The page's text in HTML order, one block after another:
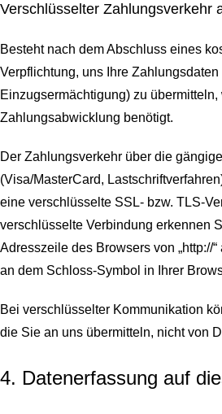
Verschlüsselter Zahlungsverkehr
Besteht nach dem Abschluss eines
Verpflichtung, uns Ihre
Einzugsermächtigung) zu
Zahlungsabwicklung benötigt.
Der Zahlungsverkehr über die
(Visa/MasterCard,
eine verschlüsselte SSL- bzw. TLS-
verschlüsselte Verbindung erkennen
Adresszeile des Browsers von „http://“
an dem Schloss-Symbol in Ihrer
Bei verschlüsselter Kommunikation
die Sie an uns übermitteln, nicht von
4. Datenerfassung auf